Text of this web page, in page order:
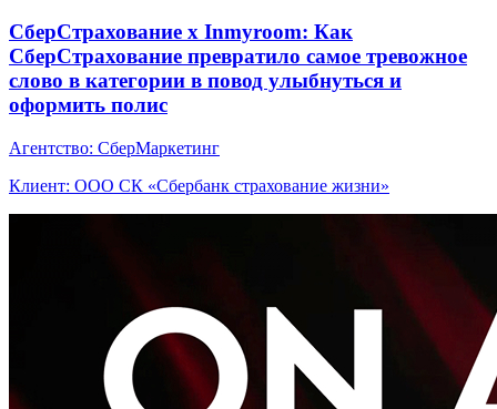
СберСтрахование х Inmyroom: Как
СберСтрахование превратило самое тревожное
слово в категории в повод улыбнуться и
оформить полис
Агентство: СберМаркетинг
Клиент: ООО СК «Сбербанк страхование жизни»